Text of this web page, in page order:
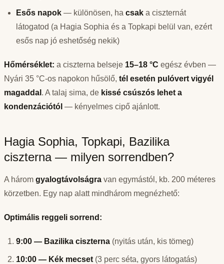
Esős napok — különösen, ha csak a ciszternát
látogatod (a Hagia Sophia és a Topkapi belül van, ezért
esős nap jó eshetőség nekik)
Hőmérséklet: a ciszterna belseje 15–18 °C egész évben —
Nyári 35 °C-os napokon hűsölő, tél esetén pulóvert vigyél
magaddal . A talaj sima, de kissé csúszós lehet a
kondenzációtól — kényelmes cipő ajánlott.
Hagia Sophia, Topkapi, Bazilika
ciszterna — milyen sorrendben?
A három gyalogtávolságra van egymástól, kb. 200 méteres
körzetben. Egy nap alatt mindhárom megnézhető:
Optimális reggeli sorrend:
9:00 — Bazilika ciszterna (nyitás után, kis tömeg)
10:00 — Kék mecset(3 perc séta, gyors látogatás)